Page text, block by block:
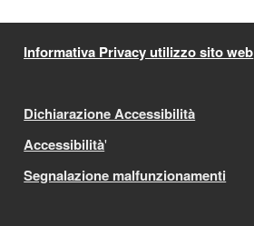
Informativa Privacy utilizzo sito web
Dichiarazione Accessibilità
Accessibilità'
Segnalazione malfunzionamenti